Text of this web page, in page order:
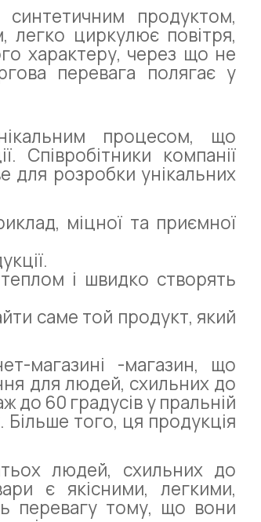
синтетичним продуктом,
легко циркулює повітря,
характеру, через що не
перевага полягає у
процесом, що
Співробітники компанії
для розробки унікальних
міцної та приємної
і швидко створять
саме той продукт, який
магазині -магазин, що
для людей, схильних до
до 60 градусів у пральній
того, ця продукція
людей, схильних до
є якісними, легкими,
перевагу тому, що вони